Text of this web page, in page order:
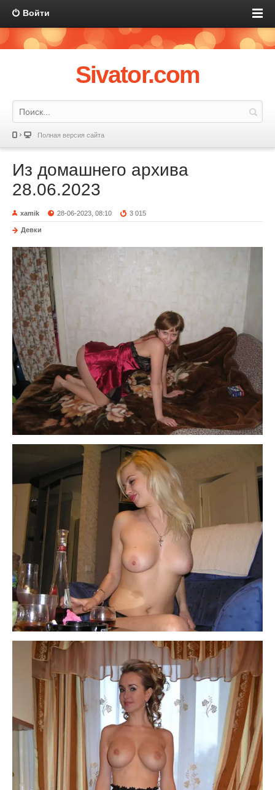
Войти
Sivator.com
Полная версия сайта
Из домашнего архива
28.06.2023
xamik 28-06-2023, 08:10 3 015
Девки